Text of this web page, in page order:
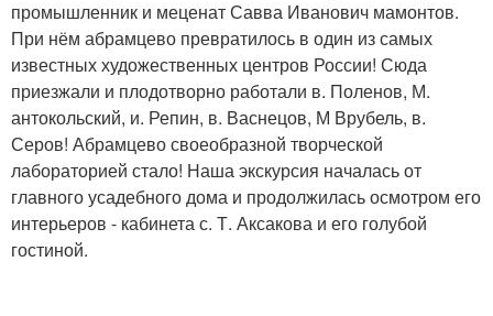
промышленник и меценат Савва Иванович мамонтов.
При нём абрамцево превратилось в один из самых
известных художественных центров России! Сюда
приезжали и плодотворно работали в. Поленов, М.
антокольский, и. Репин, в. Васнецов, М Врубель, в.
Серов! Абрамцево своеобразной творческой
лабораторией стало! Наша экскурсия началась от
главного усадебного дома и продолжилась осмотром его
интерьеров - кабинета с. Т. Аксакова и его голубой
гостиной.